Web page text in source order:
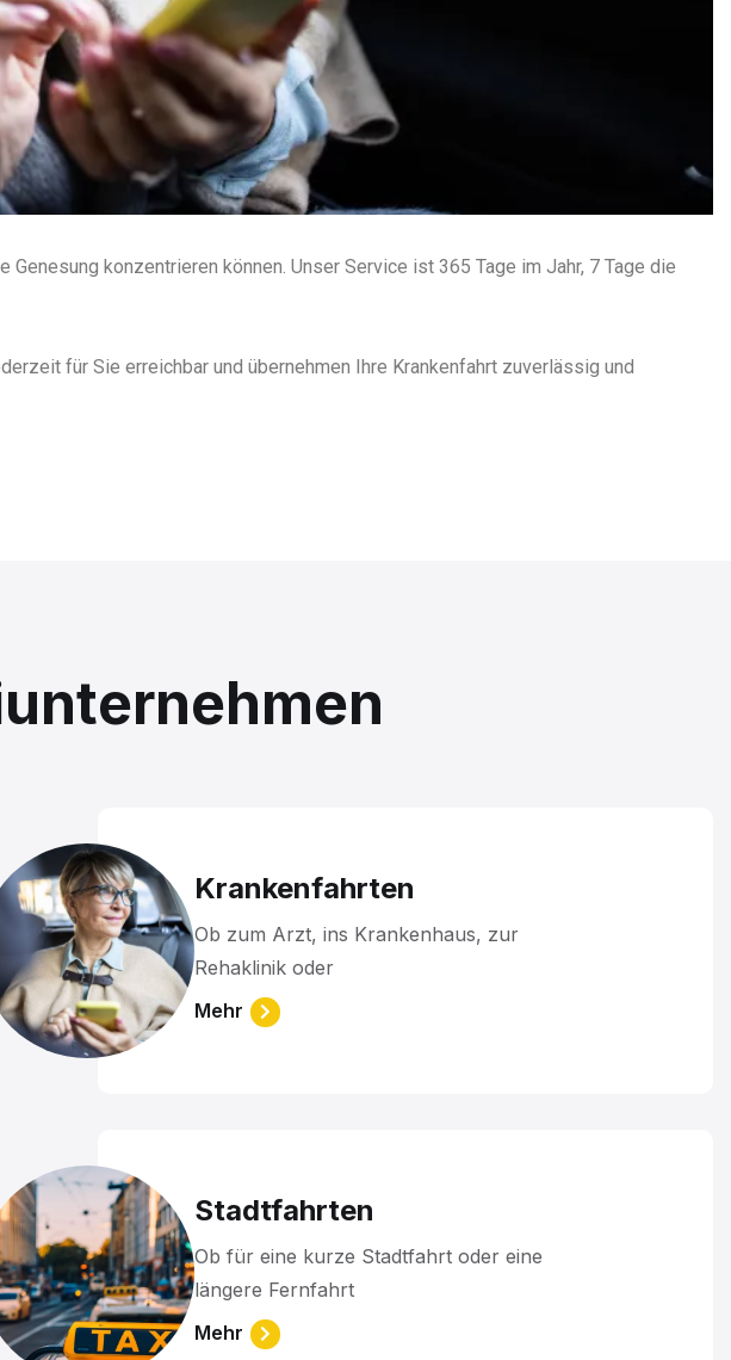
konzentrieren können. Unser Service ist 365 Tage im Jahr, 7 Tage die
für Sie erreichbar und übernehmen Ihre Krankenfahrt zuverlässig und
Krankenfahrten
Ob zum Arzt, ins Krankenhaus, zur
Rehaklinik oder
Stadtfahrten
Ob für eine kurze Stadtfahrt oder eine
längere Fernfahrt